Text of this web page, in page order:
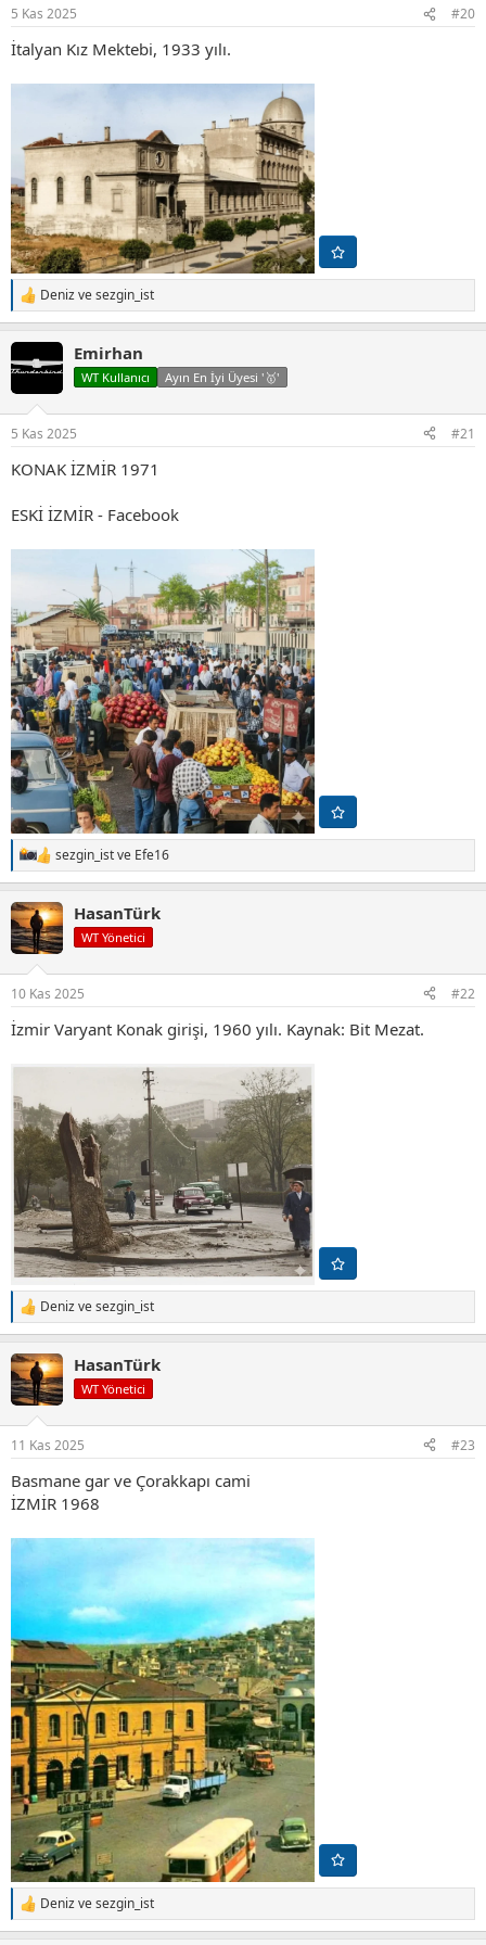
5 Kas 2025 #20
İtalyan Kız Mektebi, 1933 yılı.
T
e
i
Denizvesezgin_ist
Emirhan
WT Kullanıcı Ayın En İyi Üyesi '🥇'
5 Kas 2025 #21
KONAK İZMİR 1971
ESKİ İZMİR - Facebook
T
e
k
i
l
:
sezgin_istve Efe16
HasanTürk
WT Yönetici
10 Kas 2025 #22
İzmir Varyant Konak girişi, 1960 yılı. Kaynak: Bit Mezat.
T
e
k
i
l
Denizvesezgin_ist
HasanTürk
WT Yönetici
11 Kas 2025 #23
Basmane gar ve Çorakkapı cami
İZMİR 1968
T
e
Denizvesezgin_ist